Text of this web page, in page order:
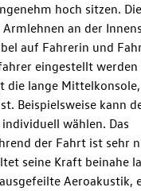
hoch sitzen.
an der
auf Fahrerin und
eingestellt werden
die lange
Beispielsweise kann
wählen. Das
der Fahrt ist sehr
seine Kraft beinahe
Aeroakustik,